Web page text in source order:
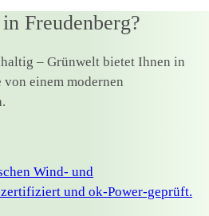
Freudenberg?
– Grünwelt bietet Ihnen in
von einem modernen
Wind- und
und ok-Power-geprüft.